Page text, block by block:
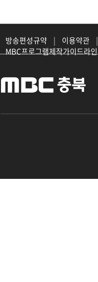
방송편성규약 | 이용약관 |
MBC프로그램제작가이드라인